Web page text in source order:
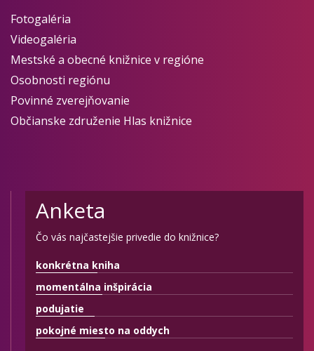
Fotogaléria
Videogaléria
Mestské a obecné knižnice v regióne
Osobnosti regiónu
Povinné zverejňovanie
Občianske združenie Hlas knižnice
Anketa
Čo vás najčastejšie privedie do knižnice?
konkrétna kniha
momentálna inšpirácia
podujatie
pokojné miesto na oddych